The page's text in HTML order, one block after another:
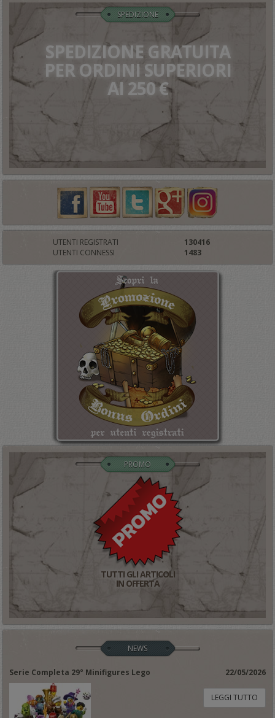
SPEDIZIONE
SPEDIZIONE GRATUITA
PER ORDINI SUPERIORI
AI 250 €
UTENTI REGISTRATI
130416
UTENTI CONNESSI
1483
PROMO
TUTTI GLI ARTICOLI
IN OFFERTA
NEWS
Serie Completa 29° Minifigures Lego 22/05/2026
LEGGI TUTTO